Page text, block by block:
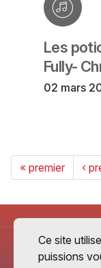
Les
Fully-
02 mars
« premier ‹
Ce site
puissions